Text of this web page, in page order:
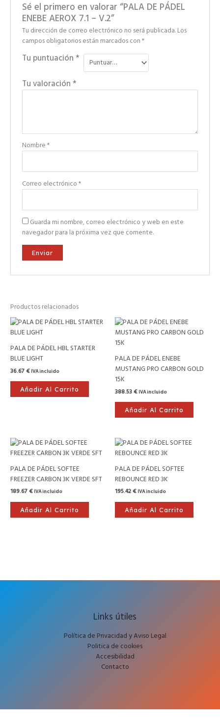
Sé el primero en valorar “PALA DE PÁDEL
ENEBE AEROX 7.1 – V.2”
Tu dirección de correo electrónico no será publicada.Los
campos obligatorios están marcados con*
Tu puntuación*
Tu valoración*
Nombre*
Correo electrónico*
Guarda mi nombre, correo electrónico y web en este
navegador para la próxima vez que comente.
Productos relacionados
PALA DE PÁDEL HBL STARTER
BLUE LIGHT
36.67€ IVA incluido
Añadir Al Carrito
PALA DE PÁDEL ENEBE
MUSTANG PRO CARBON GOLD
15K
388.53€ IVA incluido
Añadir Al Carrito
PALA DE PÁDEL SOFTEE
FREEZER CARBON 3K VERDE SFT
189.67€ IVA incluido
Añadir Al Carrito
PALA DE PÁDEL SOFTEE
REBOUNCE RED 3K
195.42€ IVA incluido
Añadir Al Carrito
Links útiles
Política de Privacidad y Aviso Legal
Politica de cookies
Accesibilidad
Contacto